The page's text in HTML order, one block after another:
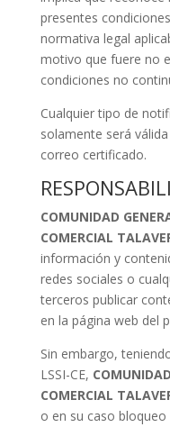
presentes
normativa legal
motivo que fuere no
condiciones no
Cualquier tipo de
solamente será
correo certificado.
COMUNIDAD
COMERCIAL
información y
redes sociales o
terceros publicar
en la página web del
Sin embargo,
LSSI-CE,
COMERCIAL
o en su caso